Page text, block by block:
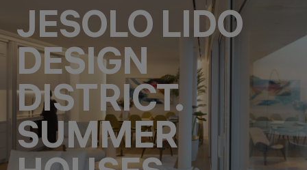
JESOLO LIDO
DESIGN
DISTRICT.
SUMMER